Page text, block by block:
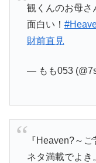
観くんのお母さ
面白い！
財前直見
— もも053
『Heaven?～
ネタ満載でよき